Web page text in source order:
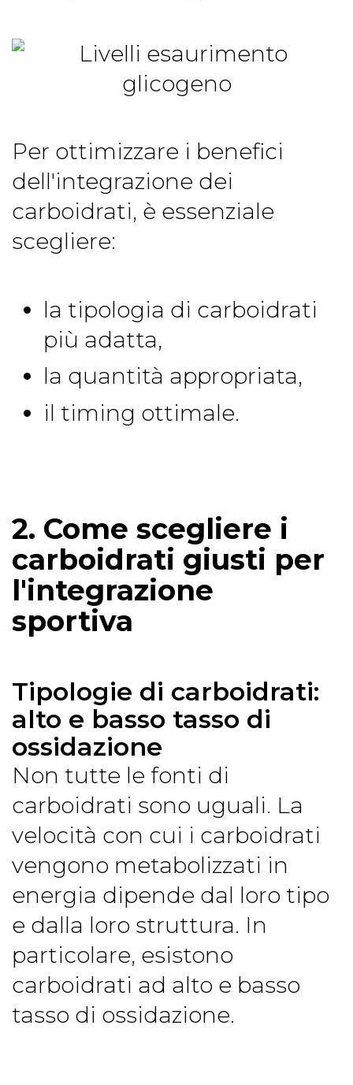
Per ottimizzare i benefici
dell'integrazione dei
carboidrati, è essenziale
scegliere:
la tipologia di carboidrati
più adatta,
la quantità appropriata,
il timing ottimale.
2. Come scegliere i
carboidrati giusti per
l'integrazione
sportiva
Tipologie di carboidrati:
alto e basso tasso di
ossidazione
Non tutte le fonti di
carboidrati sono uguali. La
velocità con cui i carboidrati
vengono metabolizzati in
energia dipende dal loro tipo
e dalla loro struttura. In
particolare, esistono
carboidrati ad alto e basso
tasso di ossidazione.